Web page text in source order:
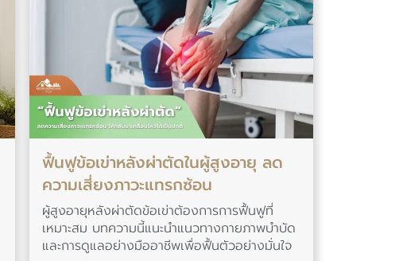
ฟื้นฟูข้อเข่าหลังผ่าตัดในผู้สูงอายุ ลด
ความเสี่ยงภาวะแทรกซ้อน
ผู้สูงอายุหลังผ่าตัดข้อเข่าต้องการการฟื้นฟูที่
เหมาะสม บทความนี้แนะนำแนวทางกายภาพบำบัด
และการดูแลอย่างมืออาชีพเพื่อฟื้นตัวอย่างมั่นใจ